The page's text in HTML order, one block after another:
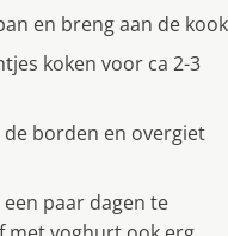
en breng aan de kook
koken voor ca 2-3
borden en overgiet
paar dagen te